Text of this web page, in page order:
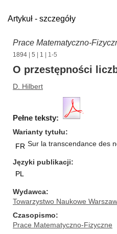
Artykuł - szczegóły
Prace Matematyczno-
1894 5 1 | 1-5
O przestępności
D. Hilbert
Pełne teksty:
Warianty tytułu
FR Sur la transcendance des
Języki publikacji
PL
Wydawca
Towarzystwo Naukowe
Czasopismo
Prace Matematyczno-Fizyczne